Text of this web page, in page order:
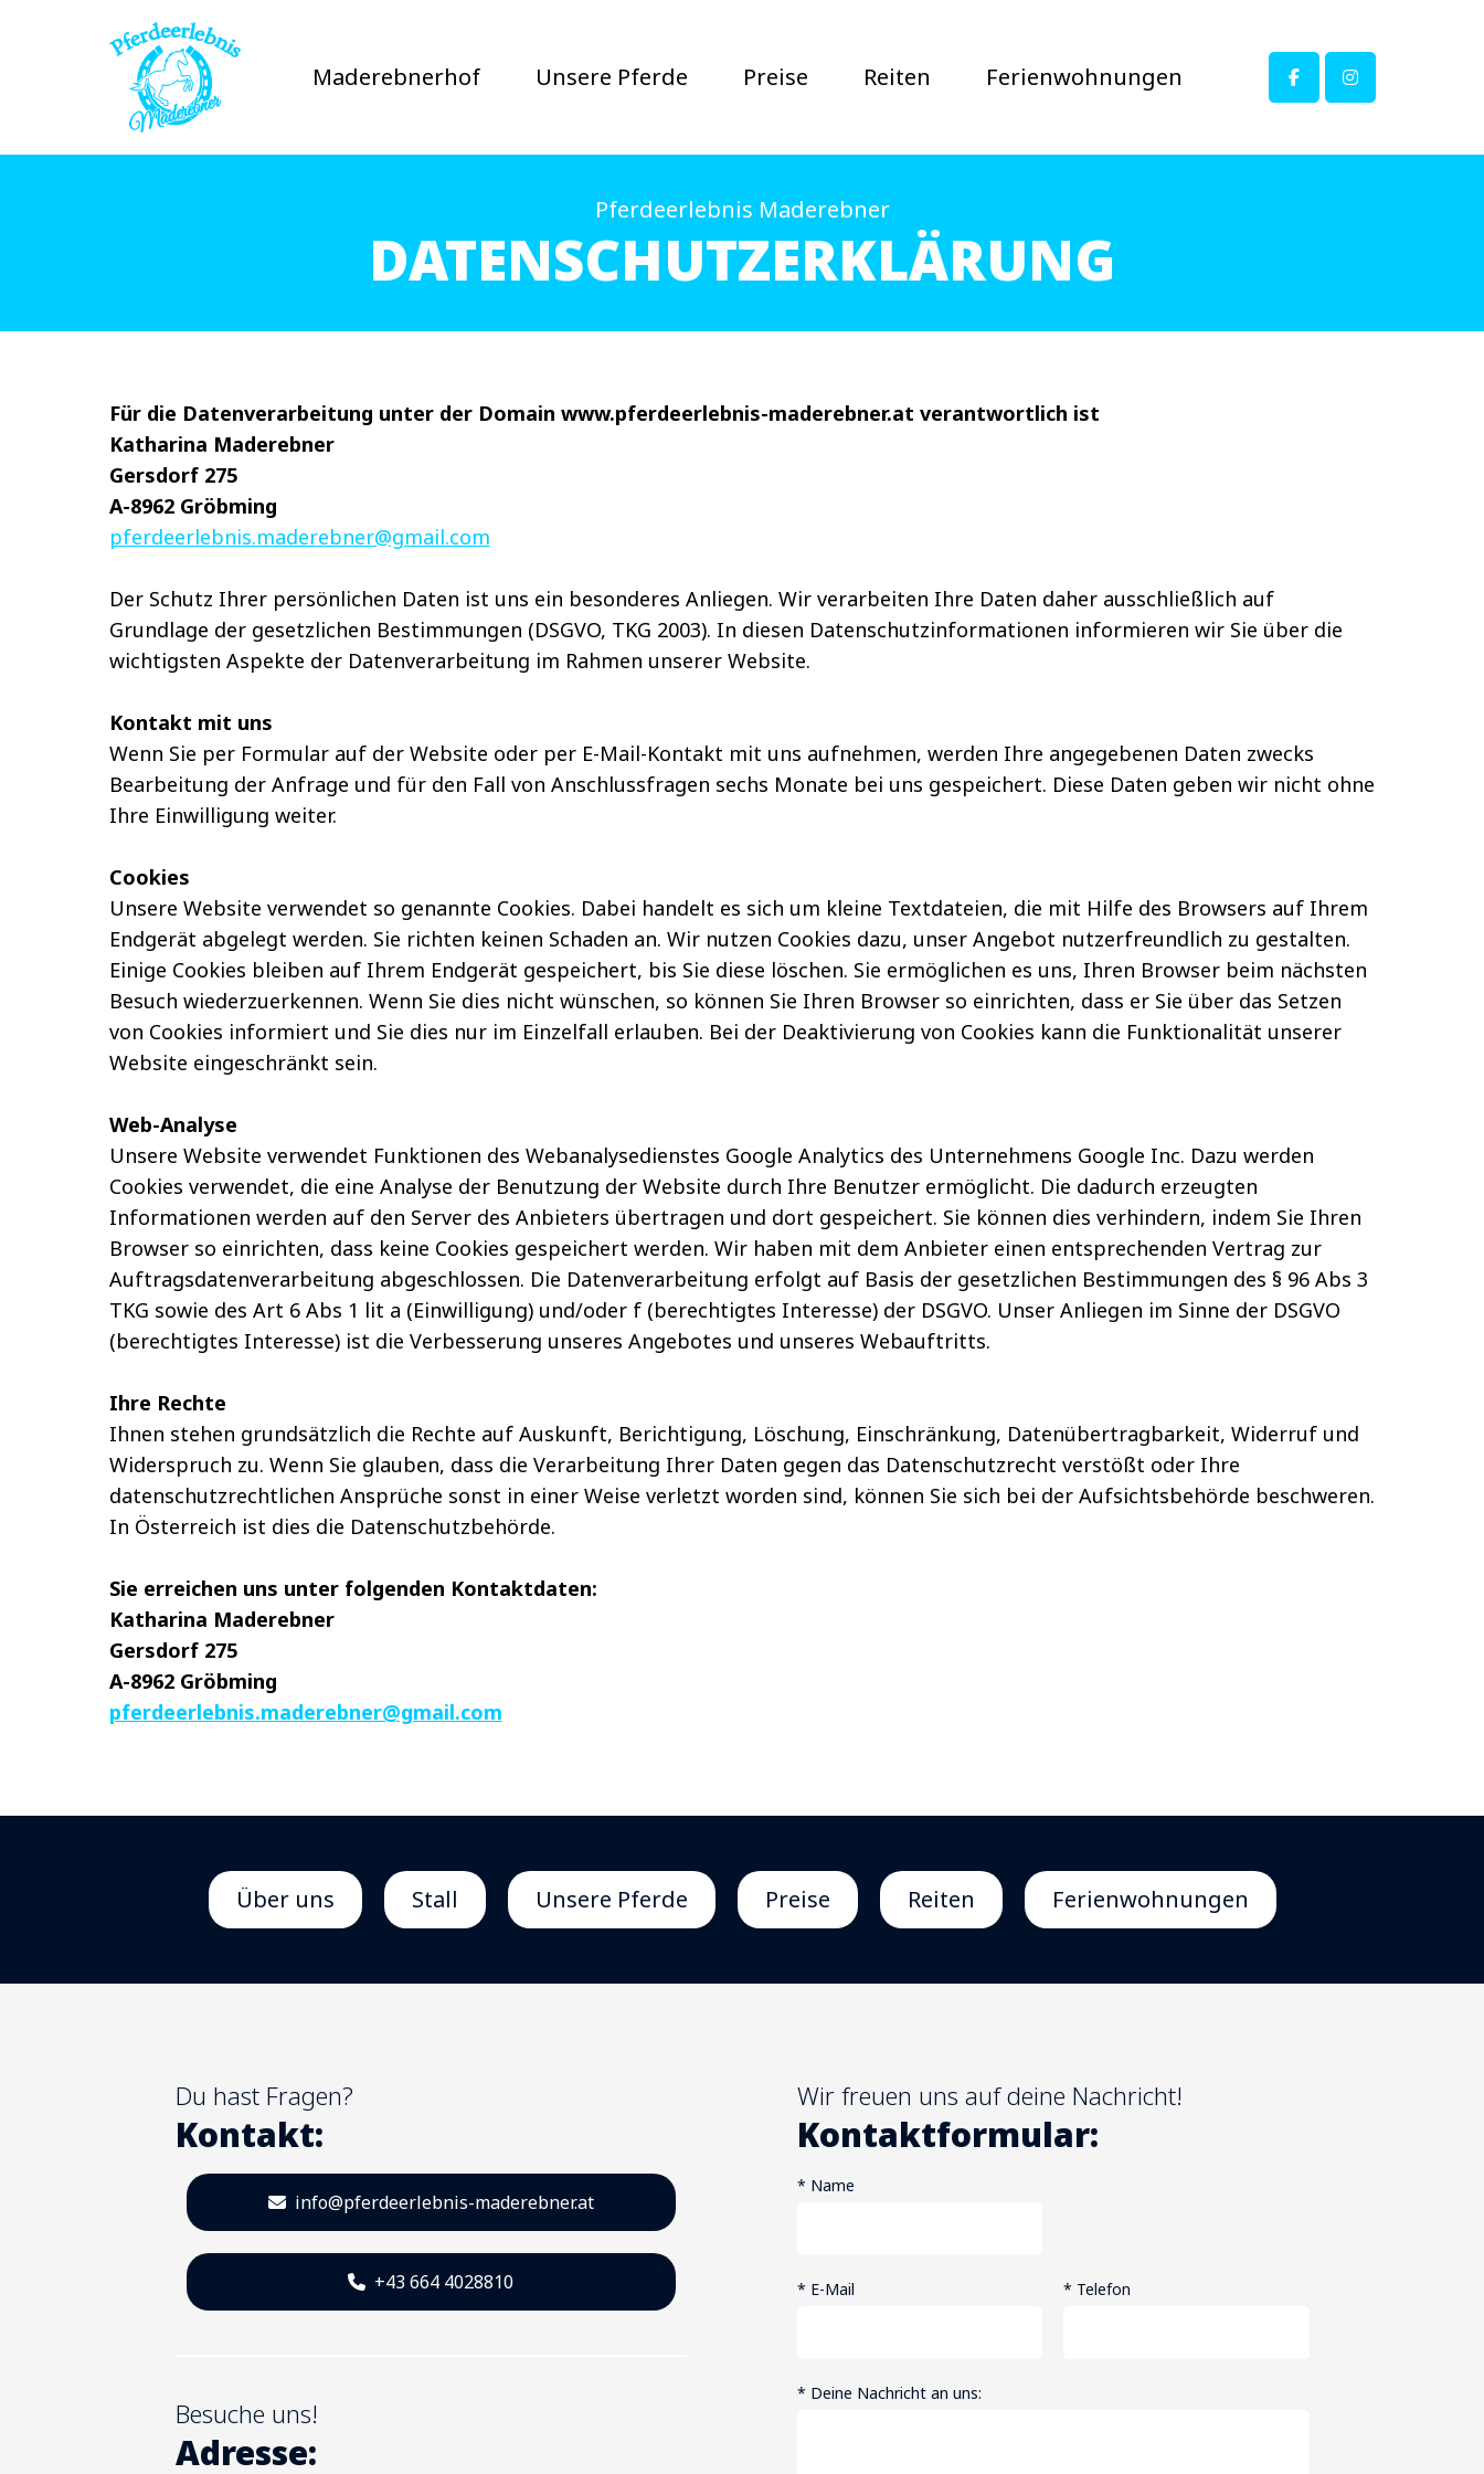
Maderebnerhof Unsere Pferde Preise Reiten Ferienwohnungen
Pferdeerlebnis Maderebner
DATENSCHUTZERKLÄRUNG
Für die Datenverarbeitung unter der Domain www.pferdeerlebnis-maderebner.at verantwortlich ist
Katharina Maderebner
Gersdorf 275
A-8962 Gröbming
pferdeerlebnis.maderebner@gmail.com
Der Schutz Ihrer persönlichen Daten ist uns ein besonderes Anliegen. Wir verarbeiten Ihre Daten daher ausschließlich auf
Grundlage der gesetzlichen Bestimmungen (DSGVO, TKG 2003). In diesen Datenschutzinformationen informieren wir Sie über die
wichtigsten Aspekte der Datenverarbeitung im Rahmen unserer Website.
Kontakt mit uns
Wenn Sie per Formular auf der Website oder per E-Mail-Kontakt mit uns aufnehmen, werden Ihre angegebenen Daten zwecks
Bearbeitung der Anfrage und für den Fall von Anschlussfragen sechs Monate bei uns gespeichert. Diese Daten geben wir nicht ohne
Ihre Einwilligung weiter.
Cookies
Unsere Website verwendet so genannte Cookies. Dabei handelt es sich um kleine Textdateien, die mit Hilfe des Browsers auf Ihrem
Endgerät abgelegt werden. Sie richten keinen Schaden an. Wir nutzen Cookies dazu, unser Angebot nutzerfreundlich zu gestalten.
Einige Cookies bleiben auf Ihrem Endgerät gespeichert, bis Sie diese löschen. Sie ermöglichen es uns, Ihren Browser beim nächsten
Besuch wiederzuerkennen. Wenn Sie dies nicht wünschen, so können Sie Ihren Browser so einrichten, dass er Sie über das Setzen
von Cookies informiert und Sie dies nur im Einzelfall erlauben. Bei der Deaktivierung von Cookies kann die Funktionalität unserer
Website eingeschränkt sein.
Web-Analyse
Unsere Website verwendet Funktionen des Webanalysedienstes Google Analytics des Unternehmens Google Inc. Dazu werden
Cookies verwendet, die eine Analyse der Benutzung der Website durch Ihre Benutzer ermöglicht. Die dadurch erzeugten
Informationen werden auf den Server des Anbieters übertragen und dort gespeichert. Sie können dies verhindern, indem Sie Ihren
Browser so einrichten, dass keine Cookies gespeichert werden. Wir haben mit dem Anbieter einen entsprechenden Vertrag zur
Auftragsdatenverarbeitung abgeschlossen. Die Datenverarbeitung erfolgt auf Basis der gesetzlichen Bestimmungen des § 96 Abs 3
TKG sowie des Art 6 Abs 1 lit a (Einwilligung) und/oder f (berechtigtes Interesse) der DSGVO. Unser Anliegen im Sinne der DSGVO
(berechtigtes Interesse) ist die Verbesserung unseres Angebotes und unseres Webauftritts.
Ihre Rechte
Ihnen stehen grundsätzlich die Rechte auf Auskunft, Berichtigung, Löschung, Einschränkung, Datenübertragbarkeit, Widerruf und
Widerspruch zu. Wenn Sie glauben, dass die Verarbeitung Ihrer Daten gegen das Datenschutzrecht verstößt oder Ihre
datenschutzrechtlichen Ansprüche sonst in einer Weise verletzt worden sind, können Sie sich bei der Aufsichtsbehörde beschweren.
In Österreich ist dies die Datenschutzbehörde.
Sie erreichen uns unter folgenden Kontaktdaten:
Katharina Maderebner
Gersdorf 275
A-8962 Gröbming
pferdeerlebnis.maderebner@gmail.com
Über uns Stall Unsere Pferde Preise Reiten Ferienwohnungen
Du hast Fragen?
Kontakt:
info@pferdeerlebnis-maderebner.at
+43 664 4028810
Besuche uns!
Adresse:
Wir freuen uns auf deine Nachricht!
Kontaktformular:
* Name
* E-Mail * Telefon
* Deine Nachricht an uns: